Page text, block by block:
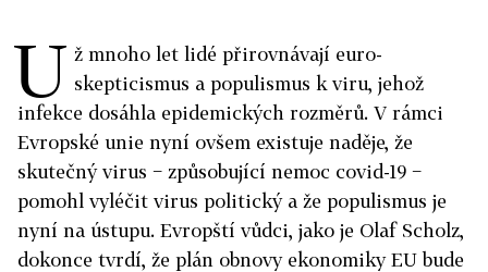
U ž mnoho let lidé přirovnávají euro­
skepticismus a populismus k viru, jehož
infekce dosáhla epidemických rozměrů. V rámci
Evropské unie nyní ovšem existuje naděje, že
skutečný virus − způsobující nemoc covid-19 −
pomohl vyléčit virus politický a že populismus je
nyní na ústupu. Evropští vůdci, jako je Olaf Scholz,
dokonce tvrdí, že plán obnovy ekonomiky EU bude